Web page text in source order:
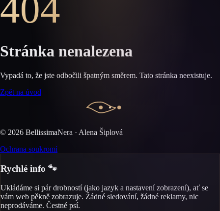
404
Stránka nenalezena
Vypadá to, že jste odbočili špatným směrem. Tato stránka neexistuje.
Zpět na úvod
© 2026 BellissimaNera · Alena Šiplová
Ochrana soukromí
Rychlé info 🐾
Ukládáme si pár drobností (jako jazyk a nastavení zobrazení), ať se
vám web pěkně zobrazuje. Žádné sledování, žádné reklamy, nic
neprodáváme. Čestné psí.